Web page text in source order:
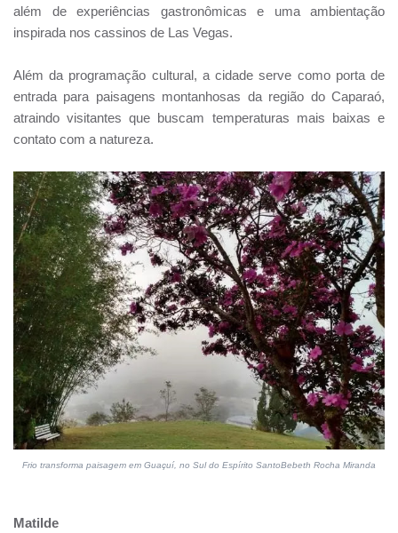
além de experiências gastronômicas e uma ambientação
inspirada nos cassinos de Las Vegas.
Além da programação cultural, a cidade serve como porta de
entrada para paisagens montanhosas da região do Caparaó,
atraindo visitantes que buscam temperaturas mais baixas e
contato com a natureza.
Frio transforma paisagem em Guaçuí, no Sul do Espírito SantoBebeth Rocha Miranda
Matilde